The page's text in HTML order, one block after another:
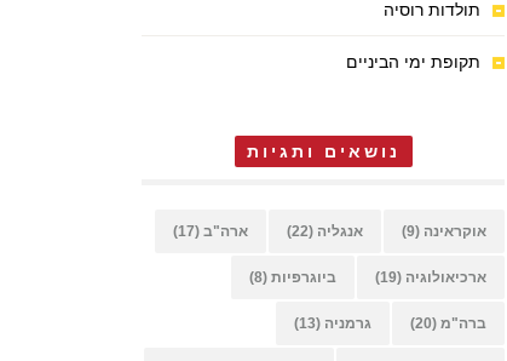
תולדות רוסיה
תקופת ימי הביניים
נושאים ותגיות
אוקראינה (9) אנגליה (22) ארה"ב (17)
ארכיאולוגיה (19) ביוגרפיות (8)
ברה"מ (20) גרמניה (13)